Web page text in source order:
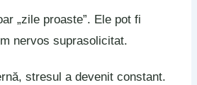
„zile proaste”. Ele pot fi
nervos suprasolicitat.
stresul a devenit constant.